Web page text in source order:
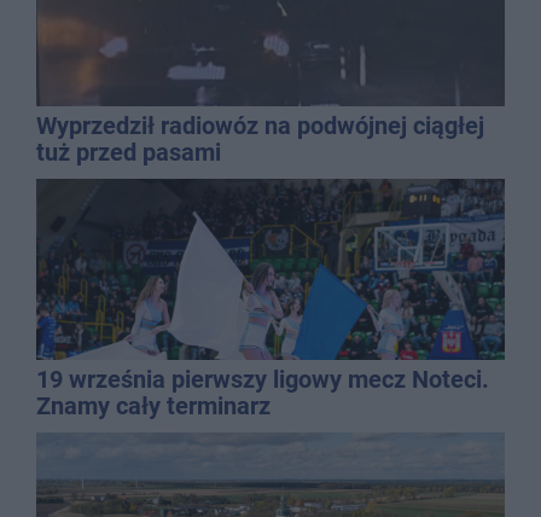
Wyprzedził radiowóz na podwójnej ciągłej
tuż przed pasami
19 września pierwszy ligowy mecz Noteci.
Znamy cały terminarz